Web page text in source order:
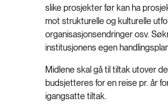
slike prosjekter før kan ha
mot strukturelle og kulturelle
organisasjonsendringer osv.
institusjonens egen
Midlene skal gå til tiltak utover
budsjetteres for en reise pr. år
igangsatte tiltak.